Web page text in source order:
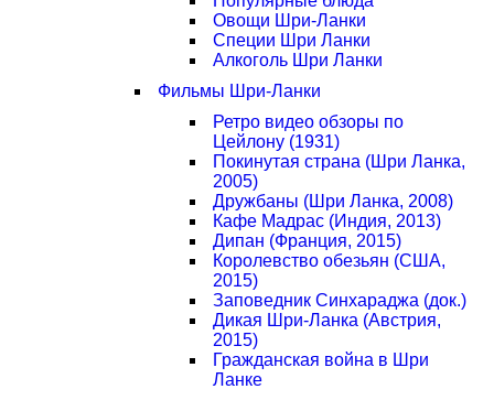
Овощи Шри-Ланки
Специи Шри Ланки
Алкоголь Шри Ланки
Фильмы Шри-Ланки
Ретро видео обзоры по
Цейлону (1931)
Покинутая страна (Шри Ланка,
2005)
Дружбаны (Шри Ланка, 2008)
Кафе Мадрас (Индия, 2013)
Дипан (Франция, 2015)
Королевство обезьян (США,
2015)
Заповедник Синхараджа (док.)
Дикая Шри-Ланка (Австрия,
2015)
Гражданская война в Шри
Ланке